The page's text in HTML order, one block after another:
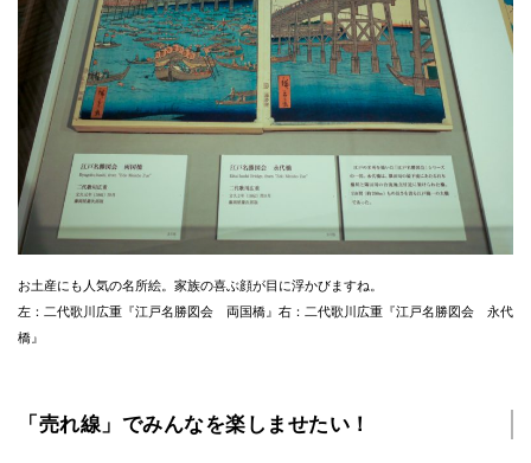
お土産にも人気の名所絵。家族の喜ぶ顔が目に浮かびますね。
左：二代歌川広重『江戸名勝図会 両国橋』右：二代歌川広重『江戸名勝図会 永代
橋』
「売れ線」でみんなを楽しませたい！